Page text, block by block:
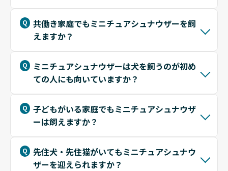
共働き家庭でもミニチュアシュナウザーを飼
えますか？
ミニチュアシュナウザーは犬を飼うのが初め
ての人にも向いていますか？
子どもがいる家庭でもミニチュアシュナウザ
ーは飼えますか？
先住犬・先住猫がいてもミニチュアシュナウ
ザーを迎えられますか？